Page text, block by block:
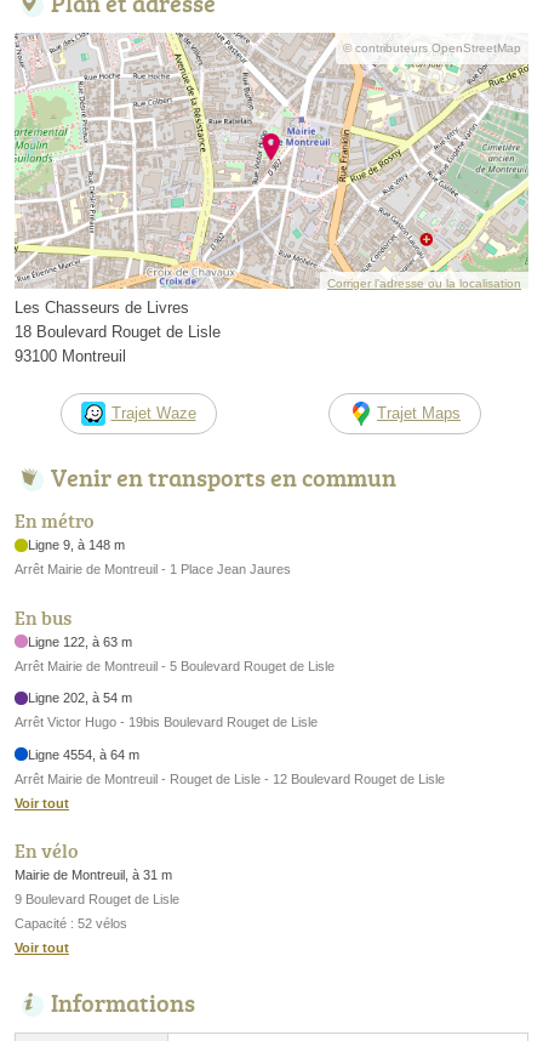
© contributeurs OpenStreetMap
Corriger l’adresse ou la localisation
Les Chasseurs de Livres
18 Boulevard Rouget de Lisle
93100 Montreuil
Trajet Waze Trajet Maps
Venir en transports en commun
En métro
Ligne 9, à 148 m
Arrêt Mairie de Montreuil - 1 Place Jean Jaures
En bus
Ligne 122, à 63 m
Arrêt Mairie de Montreuil - 5 Boulevard Rouget de Lisle
Ligne 202, à 54 m
Arrêt Victor Hugo - 19bis Boulevard Rouget de Lisle
Ligne 4554, à 64 m
Arrêt Mairie de Montreuil - Rouget de Lisle - 12 Boulevard Rouget de Lisle
Voir tout
En vélo
Mairie de Montreuil, à 31 m
9 Boulevard Rouget de Lisle
Capacité : 52 vélos
Voir tout
Informations